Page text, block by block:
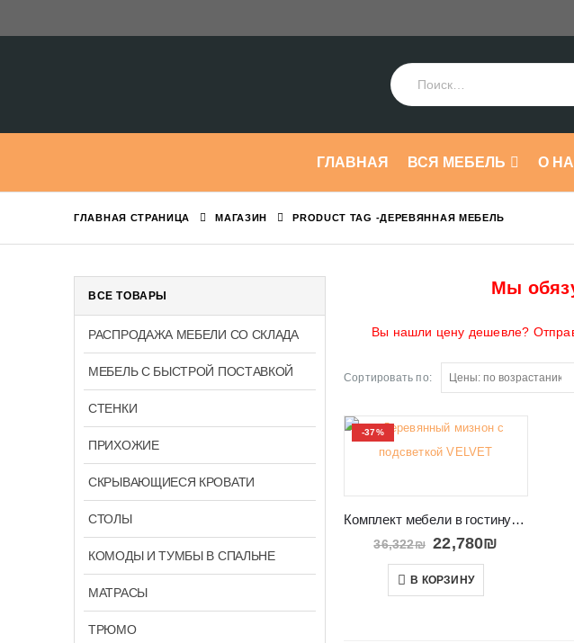
ГЛАВНАЯ ВСЯ МЕБЕЛЬ О
ГЛАВНАЯ СТРАНИЦА МАГАЗИН PRODUCT TAG -ДЕРЕВЯННАЯ МЕБЕЛЬ
Мы
Вы нашли цену дешевле?
Сортировать по:
-37%
Комплект мебели в гостиную VELVET
36,322₪ 22,780₪
В КОРЗИНУ
ВСЕ ТОВАРЫ
РАСПРОДАЖА МЕБЕЛИ СО СКЛАДА
МЕБЕЛЬ С БЫСТРОЙ ПОСТАВКОЙ
СТЕНКИ
ПРИХОЖИЕ
СКРЫВАЮЩИЕСЯ КРОВАТИ
СТОЛЫ
КОМОДЫ И ТУМБЫ В СПАЛЬНЕ
МАТРАСЫ
ТРЮМО